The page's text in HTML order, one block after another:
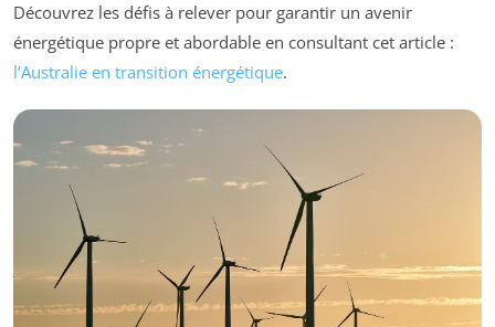
Découvrez les défis à relever pour garantir un avenir
énergétique propre et abordable en consultant cet article :
l’Australie en transition énergétique.